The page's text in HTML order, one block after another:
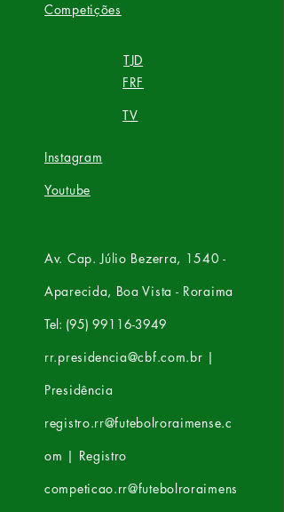
Competições
TJD
FRF
TV
Instagram
Youtube
Av. Cap. Júlio Bezerra, 1540 -
Aparecida, Boa Vista - Roraima
Tel: (95) 99116-3949
rr.presidencia@cbf.com.br |
Presidência
registro.rr@futebolroraimense.c
om | Registro
competicao.rr@futebolroraimens